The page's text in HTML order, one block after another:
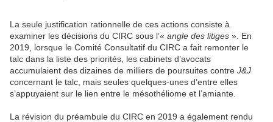
La seule justification rationnelle de ces actions consiste à
examiner les décisions du CIRC sous l’« angle des litiges ». En
2019, lorsque le Comité Consultatif du CIRC a fait remonter le
talc dans la liste des priorités, les cabinets d’avocats
accumulaient des dizaines de milliers de poursuites contre J&J
concernant le talc, mais seules quelques-unes d’entre elles
s’appuyaient sur le lien entre le mésothéliome et l’amiante.
La révision du préambule du CIRC en 2019 a également rendu